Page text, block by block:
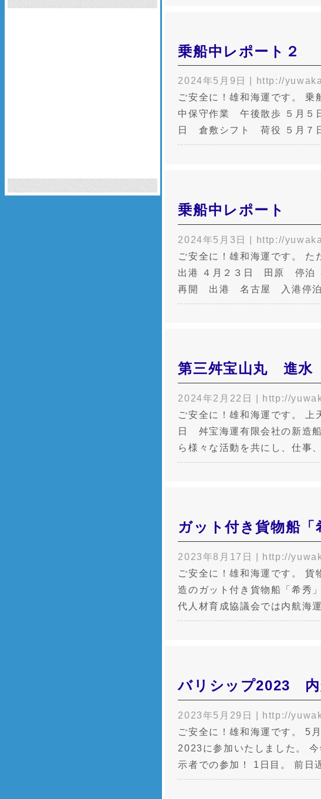
乗船中レポート２
2024年5月9日 http://
ご安全に！雄和海運です。
中保守作業 午後散歩 ５月
日 倉敷シフト 荷役 ５月
乗船中レポート
2024年5月3日 http://
ご安全に！雄和海運です。
出港 ４月２３日 田原 停
再開 出港 名古屋 入港停
第三舛宝山丸 進水
2024年2月22日 http://
ご安全に！雄和海運です。
日 舛宝海運有限会社の新造
ら様々な活動を共にし、仕事
ガット付き貨物船
2023年8月17日 http://
ご安全に！雄和海運です。 貨
造のガット付き貨物船「希秀
代人材育成協議会では内航海
バリシップ2023
2023年5月29日 http://
ご安全に！雄和海運です。 5
2023に参加いたしました。
示者での参加！ 1日目。 前日